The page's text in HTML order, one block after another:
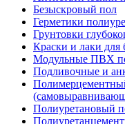
Безыскровый пол
Герметики
Грунтовки
Краски и лаки для
Модульные ПВХ
Подливочные и
Полиуретановый